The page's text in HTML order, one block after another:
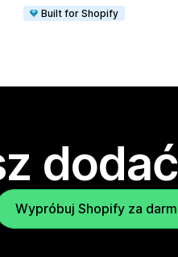
Built for Shopify
Wypróbuj Shopify za